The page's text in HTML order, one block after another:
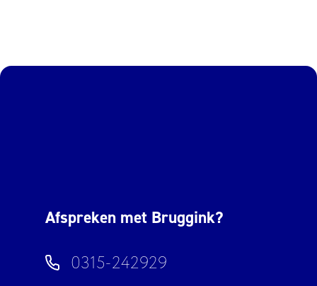
Afspreken met Bruggink?
0315-242929